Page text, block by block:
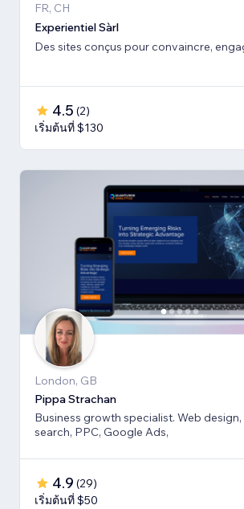
FR, CH
Experientiel Sàrl
Des sites conçus pour convaincre,
4.5 (2)
เริ่มต้นที่ $130
London, GB
Pippa Strachan
Business growth specialist. Web design,
search, PPC, Google Ads,
4.9 (29)
เริ่มต้นที่ $50